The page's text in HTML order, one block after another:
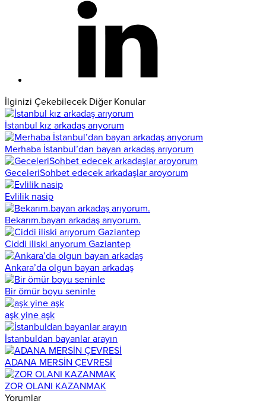
İlginizi Çekebilecek Diğer Konular
İstanbul kız arkadaş arıyorum
Merhaba İstanbul’dan bayan arkadaş arıyorum
GeceleriSohbet edecek arkadaşlar aroyorum
Evlilik nasip
Bekarım.bayan arkadaş arıyorum.
Ciddi iliski arıyorum Gaziantep
Ankara’da olgun bayan arkadaş
Bir ömür boyu seninle
aşk yine aşk
İstanbuldan bayanlar arayın
ADANA MERSİN ÇEVRESİ
ZOR OLANI KAZANMAK
Yorumlar